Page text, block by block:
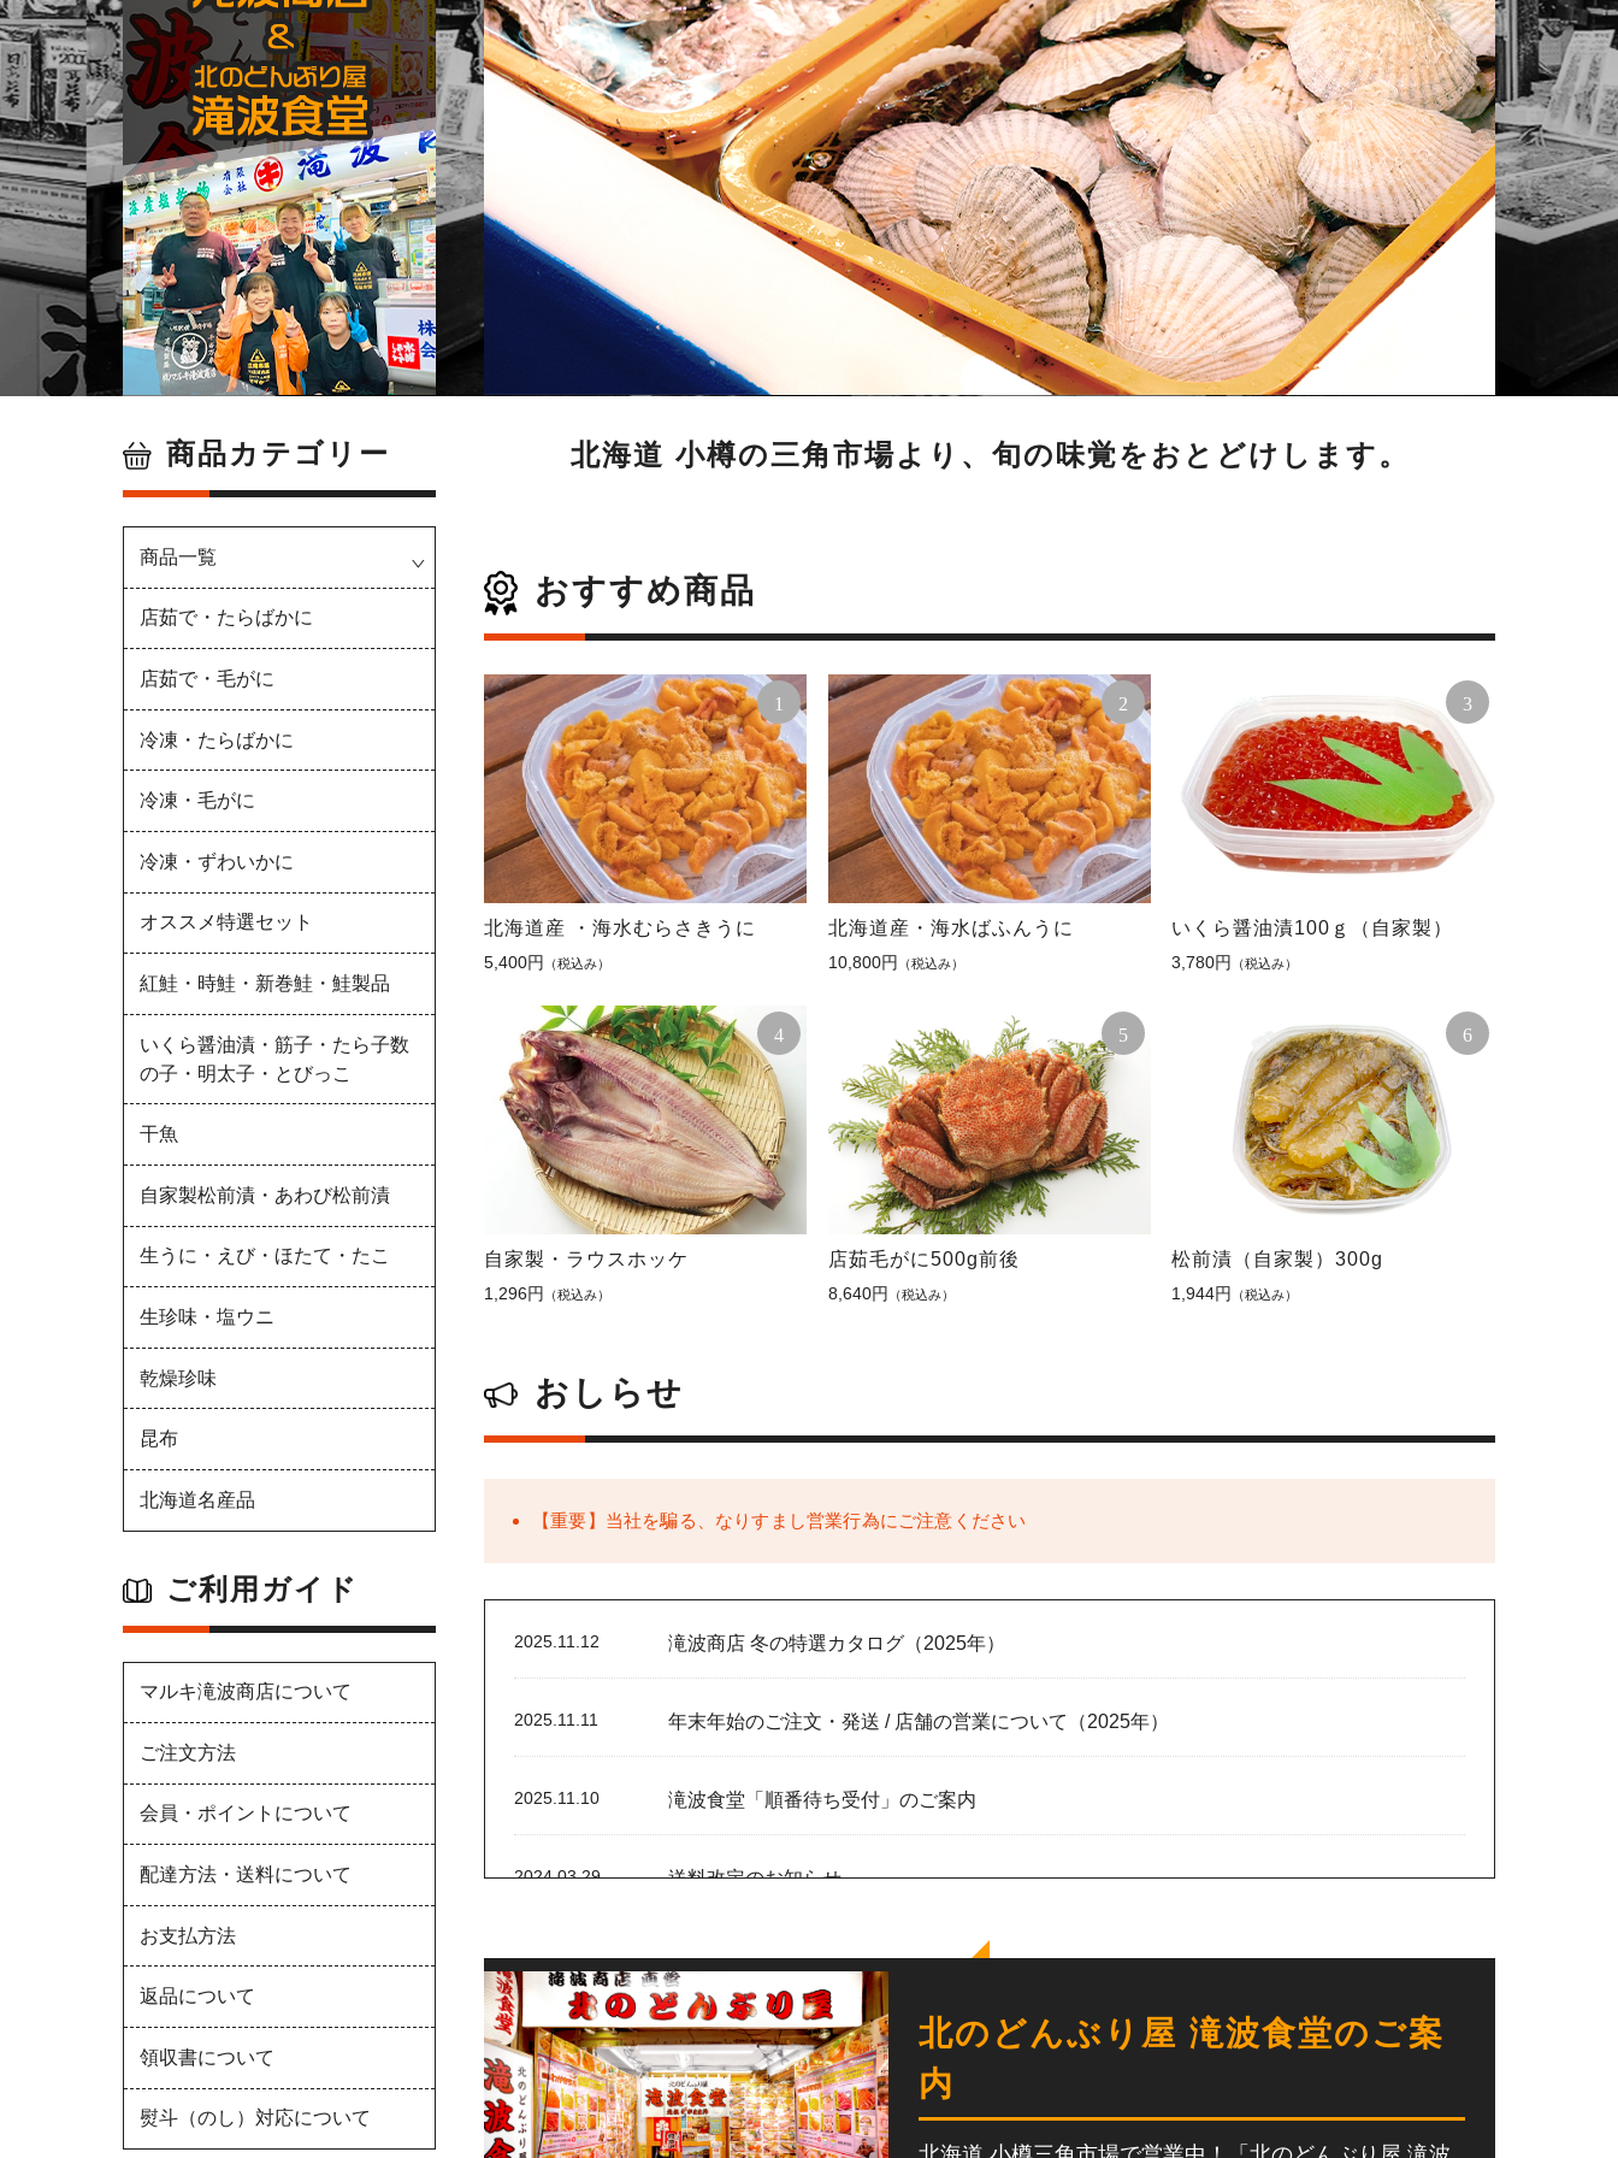
>
<
北海道 小樽の三角市場より、旬の味覚をおとどけします。
おすすめ商品
1
北海道産 ・海水むらさきうに
5,400円 （税込み）
2
北海道産・海水ばふんうに
10,800円 （税込み）
3
いくら醤油漬100ｇ（自家製）
3,780円 （税込み）
4
自家製・ラウスホッケ
1,296円 （税込み）
5
店茹毛がに500g前後
8,640円 （税込み）
6
松前漬（自家製）300g
1,944円 （税込み）
おしらせ
【重要】当社を騙る、なりすまし営業行為にご注意ください
2025.11.12 滝波商店 冬の特選カタログ（2025年）
2025.11.11 年末年始のご注文・発送 / 店舗の営業について（2025年）
2025.11.10 滝波食堂「順番待ち受付」のご案内
2024.03.29 送料改定のお知らせ
2023.02.01 天候・物量・配達状況等による配達指定日・指定時間の遅延について
2023.01.24 当社を騙る、なりすまし営業行為にご注意ください。
2022.08.08 会員情報 再度ご登録のお願い
北のどんぶり屋 滝波食堂のご案
内
商品カテゴリー
商品一覧
店茹で・たらばかに
店茹で・毛がに
冷凍・たらばかに
冷凍・毛がに
冷凍・ずわいかに
オススメ特選セット
紅鮭・時鮭・新巻鮭・鮭製品
いくら醤油漬・筋子・たら子数
の子・明太子・とびっこ
干魚
自家製松前漬・あわび松前漬
生うに・えび・ほたて・たこ
生珍味・塩ウニ
乾燥珍味
昆布
北海道名産品
ご利用ガイド
マルキ滝波商店について
ご注文方法
会員・ポイントについて
配達方法・送料について
お支払方法
返品について
領収書について
熨斗（のし）対応について